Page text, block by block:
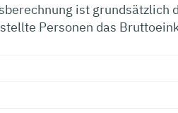
ist grundsätzlich
Personen das